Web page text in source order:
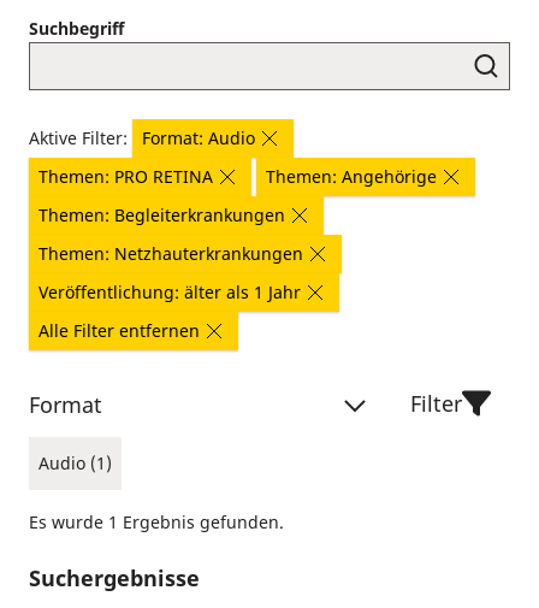
Suchbegriff
Aktive Filter:
Format: Audio
Themen: PRO RETINA
Themen: Angehörige
Themen: Begleiterkrankungen
Themen: Netzhauterkrankungen
Veröffentlichung: älter als 1 Jahr
Alle Filter entfernen
Format
Audio (1)
Filter
Es wurde 1 Ergebnis gefunden.
Suchergebnisse